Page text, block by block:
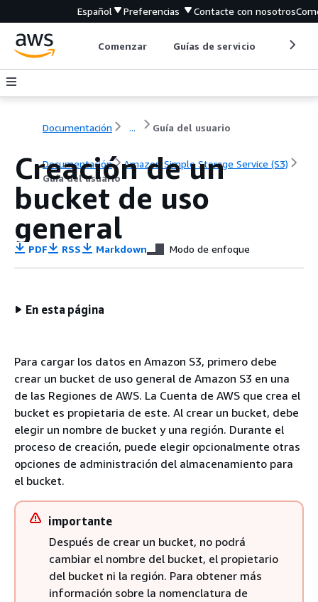
Español Preferencias Contacte con nosotros
Comenzar Guías de servicio
Documentación ... Guía del usuario
Documentación
Amazon Simple Storage Service (S3)
Guía del usuario
Creación de un
bucket de uso
general
PDF RSS Markdown Modo de enfoque
En esta página
Para cargar los datos en Amazon S3, primero debe
crear un bucket de uso general de Amazon S3 en una
de las Regiones de AWS. La Cuenta de AWS que crea el
bucket es propietaria de este. Al crear un bucket, debe
elegir un nombre de bucket y una región. Durante el
proceso de creación, puede elegir opcionalmente otras
opciones de administración del almacenamiento para
el bucket.
importante
Después de crear un bucket, no podrá
cambiar el nombre del bucket, el propietario
del bucket ni la región. Para obtener más
información sobre la nomenclatura de